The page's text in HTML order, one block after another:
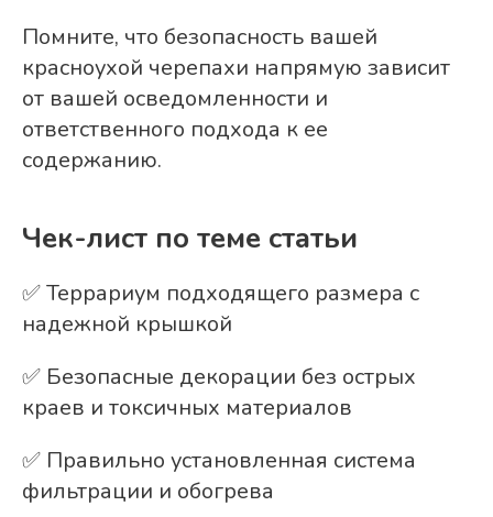
Помните, что безопасность вашей
красноухой черепахи напрямую зависит
от вашей осведомленности и
ответственного подхода к ее
содержанию.
Чек-лист по теме статьи
✅ Террариум подходящего размера с
надежной крышкой
✅ Безопасные декорации без острых
краев и токсичных материалов
✅ Правильно установленная система
фильтрации и обогрева